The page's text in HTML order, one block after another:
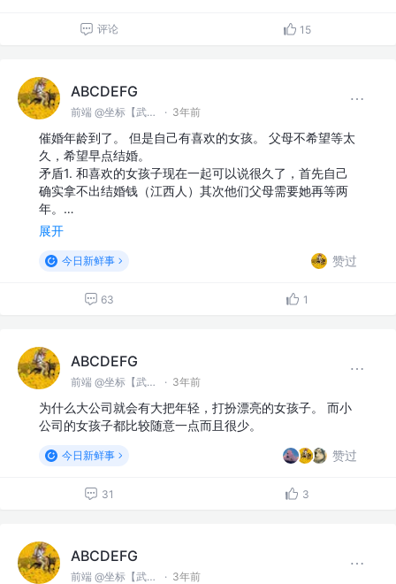
评论 15
ABCDEFG
前端 @坐标【武汉】 · 3年前
催婚年龄到了。 但是自己有喜欢的女孩。 父母不希望等太
久，希望早点结婚。
矛盾1. 和喜欢的女孩子现在一起可以说很久了，首先自己
确实拿不出结婚钱（江西人）其次他们父母需要她再等两
年。…
展开
今日新鲜事 赞过
63 1
ABCDEFG
前端 @坐标【武汉】 · 3年前
为什么大公司就会有大把年轻，打扮漂亮的女孩子。 而小
公司的女孩子都比较随意一点而且很少。
今日新鲜事 赞过
31 3
ABCDEFG
前端 @坐标【武汉】 · 3年前